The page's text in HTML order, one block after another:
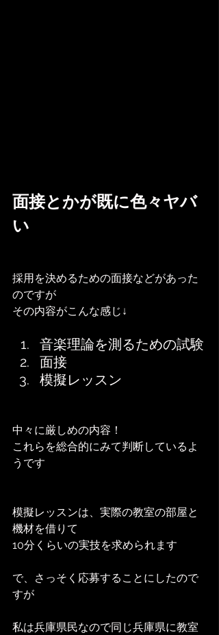
面接とかが既に色々ヤバ
い
採用を決めるための面接などがあった
のですが
その内容がこんな感じ↓
音楽理論を測るための試験
面接
模擬レッスン
中々に厳しめの内容！
これらを総合的にみて判断しているよ
うです
模擬レッスンは、実際の教室の部屋と
機材を借りて
10分くらいの実技を求められます
で、さっそく応募することにしたので
すが
私は兵庫県民なので同じ兵庫県に教室